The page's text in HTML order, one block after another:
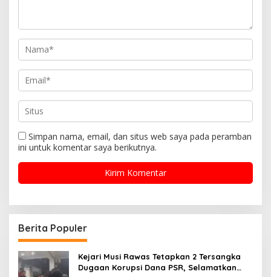
Simpan nama, email, dan situs web saya pada peramban
ini untuk komentar saya berikutnya.
Berita Populer
Kejari Musi Rawas Tetapkan 2 Tersangka
Dugaan Korupsi Dana PSR, Selamatkan